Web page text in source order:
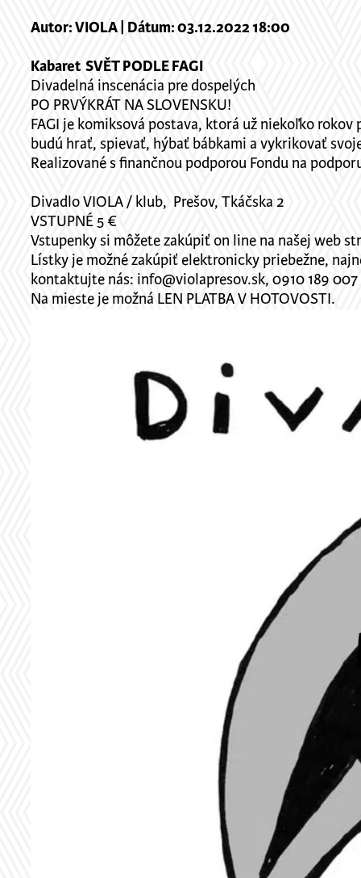
Autor: VIOLA | Dátum: 03.12.2022 18:00
Kabaret SVĚT PODLE FAGI
Divadelná inscenácia pre dospelých
PO PRVÝKRÁT NA SLOVENSKU!
FAGI je komiksová postava, ktorá už niekoľko
budú hrať, spievať, hýbať bábkami a vykrikovať
Realizované s finančnou podporou Fondu na
Divadlo VIOLA / klub, Prešov, Tkáčska 2
VSTUPNÉ 5 €
Vstupenky si môžete zakúpiť on line na našej web
Lístky je možné zakúpiť elektronicky priebežne,
kontaktujte nás: info@violapresov.sk, 0910 189
Na mieste je možná LEN PLATBA V HOTOVOSTI.